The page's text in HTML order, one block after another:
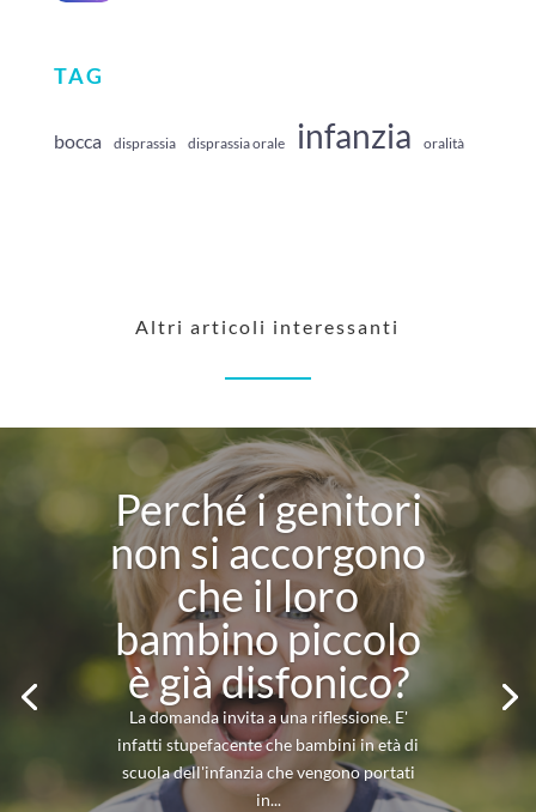
TAG
bocca disprassia disprassia orale infanzia oralità
Altri articoli interessanti
Perché i genitori
non si accorgono
che il loro
bambino piccolo
è già disfonico?
La domanda invita a una riflessione. E'
infatti stupefacente che bambini in età di
scuola dell'infanzia che vengono portati
in...